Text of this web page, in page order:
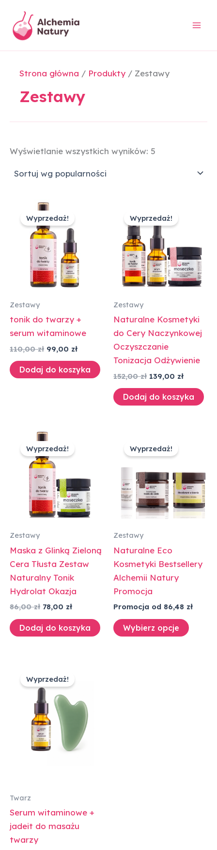
treści
Strona główna Produkty Zestawy
Zestawy
Wyświetlanie wszystkich wyników: 5
popularności
Wyprzedaż!
Zestawy
tonik do twarzy +
serum witaminowe
110,00zł
Pierwotna
cena
wynosiła:
110,00 zł.
99,00 zł
Dodaj do koszyka
Wyprzedaż!
Zestawy
Naturalne Kosmetyki
do Cery Naczynkowej
Oczyszczanie
Tonizacja Odżywienie
152,00zł
wynosiła:
152,00 zł.
139,00 zł
Dodaj do koszyka
Wyprzedaż!
Zestawy
Maska z Glinką Zieloną
Cera Tłusta Zestaw
Naturalny Tonik
Hydrolat Okazja
86,00zł
Pierwotna
cena
wynosiła:
86,00 zł.
78,00 zł
wynosi:
Dodaj do koszyka
Wyprzedaż!
Zestawy
Naturalne Eco
Kosmetyki Bestsellery
Alchemii Natury
Promocja
Promocja od 86,48 zł
Wybierz opcje
Wyprzedaż!
Twarz
Serum witaminowe +
jadeit do masażu
twarzy
cena
wynosiła:
94,00 zł.
wynosi: